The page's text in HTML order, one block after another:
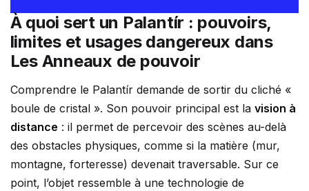
À quoi sert un Palantír : pouvoirs,
limites et usages dangereux dans
Les Anneaux de pouvoir
Comprendre le Palantír demande de sortir du cliché «
boule de cristal ». Son pouvoir principal est la vision à
distance : il permet de percevoir des scènes au-delà
des obstacles physiques, comme si la matière (mur,
montagne, forteresse) devenait traversable. Sur ce
point, l’objet ressemble à une technologie de